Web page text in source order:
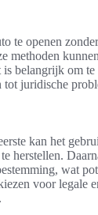
te openen
methoden
belangrijk om te
tot juridische
kan het
herstellen.
wat
voor legale